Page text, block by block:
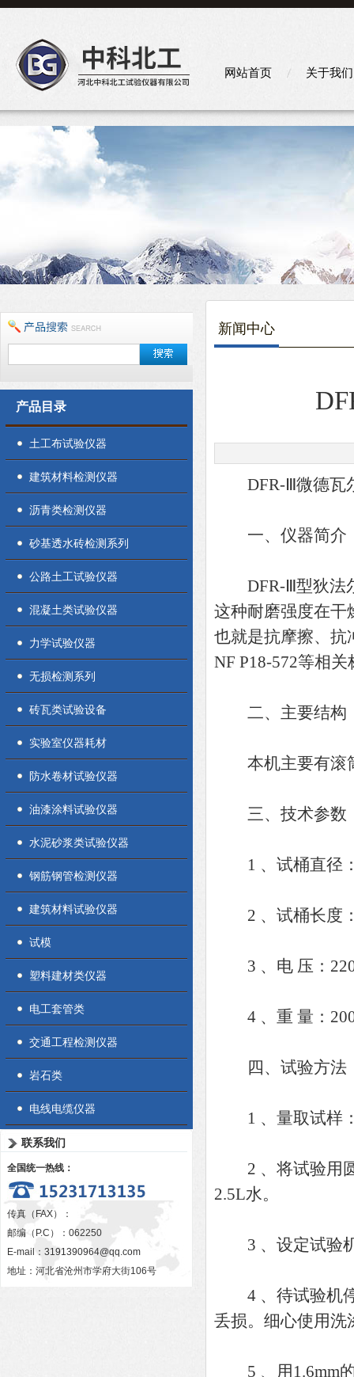
网站首页 关于我们
产品目录
土工布试验仪器
建筑材料检测仪器
沥青类检测仪器
砂基透水砖检测系列
公路土工试验仪器
混凝土类试验仪器
力学试验仪器
无损检测系列
砖瓦类试验设备
实验室仪器耗材
防水卷材试验仪器
油漆涂料试验仪器
水泥砂浆类试验仪器
钢筋钢管检测仪器
建筑材料试验仪器
试模
塑料建材类仪器
电工套管类
交通工程检测仪器
岩石类
电线电缆仪器
联系我们
全国统一热线：
传真（FAX）：
邮编（P.C）：062250
E-mail： 3191390964@qq.com
地址：河北省沧州市学府大街106号
新闻中心
DFR-Ⅲ微德瓦
一、仪器简介
DFR-Ⅲ型狄法尔
这种耐磨强度在干
也就是抗摩擦、抗
NF P18-572等相关
二、主要结构
本机主要有滚筒
三、技术参数
1 、试桶直径：
2 、试桶长度：
3 、电 压：
4 、重 量：
四、试验方法
1 、量取试样：
2 、将试验用圆
2.5L水。
3 、设定试验机
4 、待试验机停
丢损。细心使用洗
5 、用1.6mm的